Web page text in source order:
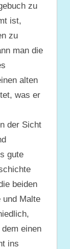
zu
ist,
zu
man die
alten
was er
der Sicht
gute
beiden
und Malte
einen
ins